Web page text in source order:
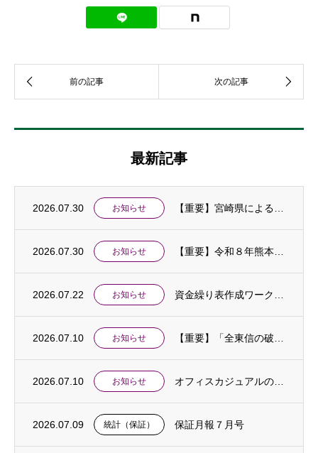
最新記事
2026.07.30 お知らせ
2026.07.30 お知らせ
2026.07.22 お知らせ
2026.07.10 お知らせ
2026.07.10 お知らせ
2026.07.09 統計（保証） 保証月報７月号